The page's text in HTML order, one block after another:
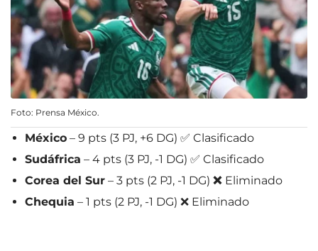
Foto: Prensa México.
México – 9 pts (3 PJ, +6 DG) ✅ Clasificado
Sudáfrica – 4 pts (3 PJ, -1 DG) ✅ Clasificado
Corea del Sur – 3 pts (2 PJ, -1 DG) ❌ Eliminado
Chequia – 1 pts (2 PJ, -1 DG) ❌ Eliminado